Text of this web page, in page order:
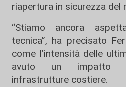
riapertura in sicurezza del
“Stiamo ancora
tecnica”, ha precisato
come l’intensità delle
avuto un impatto
infrastrutture costiere.